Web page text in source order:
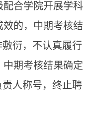
配合学院开展学科
的， 中期考核结
敷衍，不认真履行
期考核结果确定
人称号，终止聘